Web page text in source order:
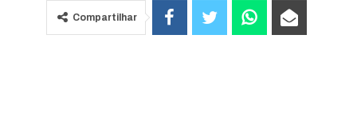
Compartilhar